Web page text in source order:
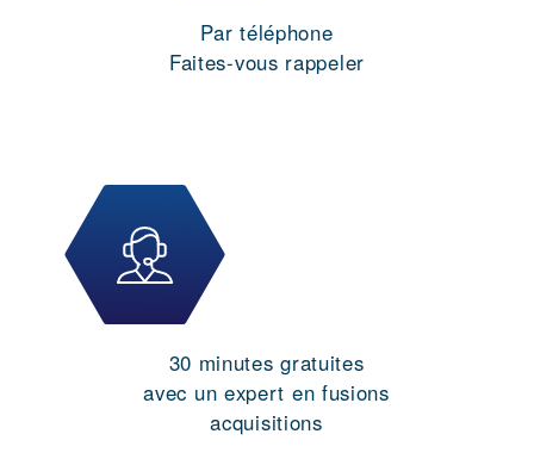
Par téléphone
Faites-vous rappeler
30 minutes gratuites
avec un expert en fusions
acquisitions